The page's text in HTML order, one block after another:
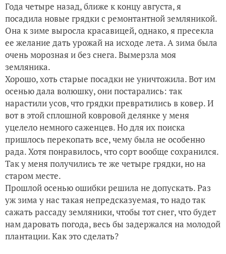
Мой опыт выращивания пастернака
Помидоры любят расти, любят расти...
Года четыре назад, ближе к концу августа, я
посадила новые грядки с ремонтантной земляникой.
Она к зиме выросла красавицей, однако, я пресекла
ее желание дать урожай на исходе лета. А зима была
очень морозная и без снега. Вымерзла моя
земляника.
Хорошо, хоть старые посадки не уничтожила. Вот им
осенью дала волюшку, они постарались: так
нарастили усов, что грядки превратились в ковер. И
вот в этой сплошной ковровой делянке у меня
уцелело немного саженцев. Но для их поиска
пришлось перекопать все, чему была не особенно
рада. Хотя понравилось, что сорт вообще сохранился.
Так у меня получились те же четыре грядки, но на
старом месте.
Прошлой осенью ошибки решила не допускать. Раз
уж зима у нас такая непредсказуемая, то надо так
сажать рассаду земляники, чтобы тот снег, что будет
нам даровать погода, весь бы задержался на молодой
плантации. Как это сделать?